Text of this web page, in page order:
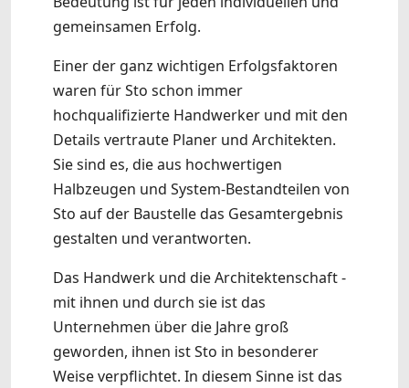
gemeinsamen Erfolg.
Einer der ganz wichtigen Erfolgsfaktoren
waren für Sto schon immer
hochqualifizierte Handwerker und mit den
Details vertraute Planer und Architekten.
Sie sind es, die aus hochwertigen
Halbzeugen und System-Bestandteilen von
Sto auf der Baustelle das Gesamtergebnis
gestalten und verantworten.
Das Handwerk und die Architektenschaft -
mit ihnen und durch sie ist das
Unternehmen über die Jahre groß
geworden, ihnen ist Sto in besonderer
Weise verpflichtet. In diesem Sinne ist das